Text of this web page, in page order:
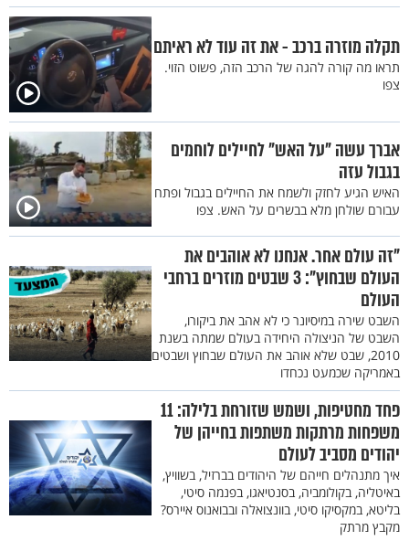
תקלה מוזרה ברכב - את זה עוד לא ראיתם
תראו מה קורה להגה של הרכב הזה, פשוט הזוי.
צפו
אברך עשה "על האש" לחיילים לוחמים
בגבול עזה
האיש הגיע לחזק ולשמח את החיילים בגבול ופתח
עבורם שולחן מלא בבשרים על האש. צפו
"זה עולם אחר. אנחנו לא אוהבים את
העולם שבחוץ": 3 שבטים מוזרים ברחבי
העולם
השבט שירה במיסיונר כי לא אהב את ביקורו,
השבט של הניצולה היחידה בעולם שמתה בשנת
2010, שבט שלא אוהב את העולם שבחוץ ושבטים
באמריקה שכמעט נכחדו
פחד מחטיפות, ושמש שזורחת בלילה: 11
משפחות מרתקות משתפות בחייהן של
יהודים מסביב לעולם
איך מתנהלים חייהם של היהודים בברזיל, בשוויץ,
באיטליה, בקולומביה, בסנטיאגו, בפנמה סיטי,
בליטא, במקסיקו סיטי, בוונצואלה ובבואנוס איירס?
מקבץ מרתק